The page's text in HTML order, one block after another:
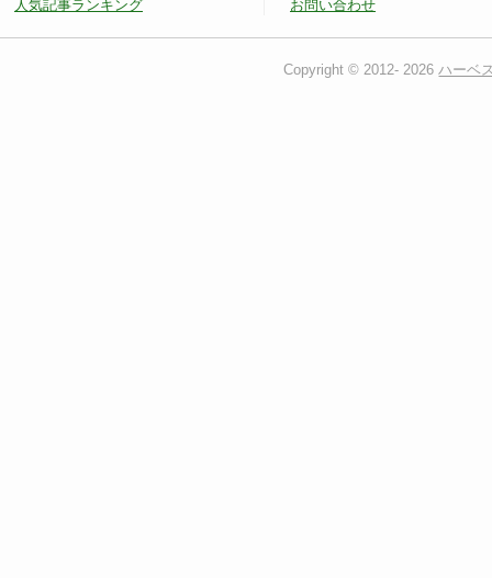
人気記事ランキング
お問い合わせ
Copyright © 2012- 2026 ハーベ